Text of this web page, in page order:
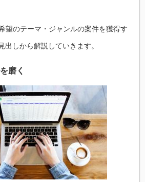
望のテーマ・ジャンルの案件を獲得す
出しから解説していきます。
磨く